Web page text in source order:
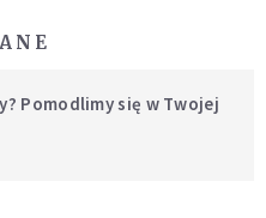
Pomodlimy się w Twojej